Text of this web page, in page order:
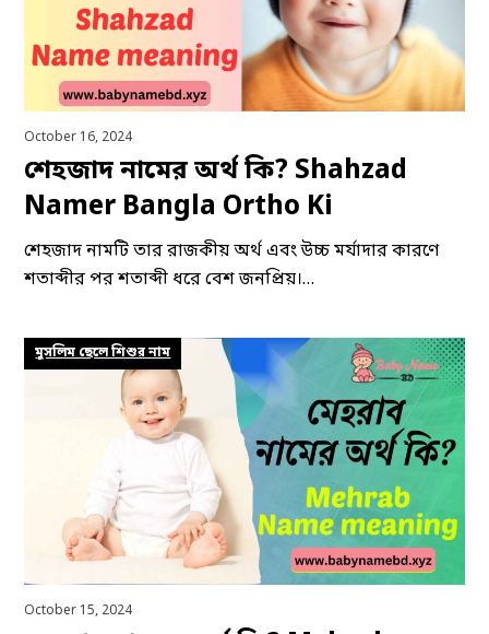
October 16, 2024
শেহজাদ নামের অর্থ কি? Shahzad
Namer Bangla Ortho Ki
শেহজাদ নামটি তার রাজকীয় অর্থ এবং উচ্চ মর্যাদার কারণে
শতাব্দীর পর শতাব্দী ধরে বেশ জনপ্রিয়।…
মুসলিম ছেলে শিশুর নাম
October 15, 2024